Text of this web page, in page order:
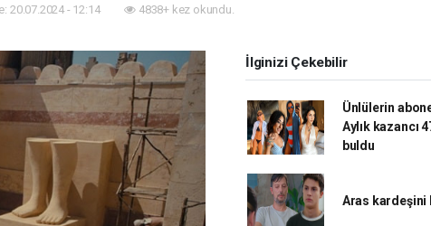
20.07.2024 - 12:14 4838+ kez okundu.
İlginizi Çekebilir
Ünlülerin
Aylık kazancı
buldu
Aras kardeşini